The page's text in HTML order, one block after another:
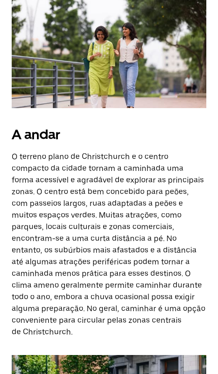
uma
data.
Prima
o
botão
Esc
para
fechar
o
calendário.
A andar
O terreno plano de Christchurch e o centro
compacto da cidade tornam a caminhada uma
forma acessível e agradável de explorar as principais
zonas. O centro está bem concebido para peões,
com passeios largos, ruas adaptadas a peões e
muitos espaços verdes. Muitas atrações, como
parques, locais culturais e zonas comerciais,
encontram-se a uma curta distância a pé. No
entanto, os subúrbios mais afastados e a distância
até algumas atrações periféricas podem tornar a
caminhada menos prática para esses destinos. O
clima ameno geralmente permite caminhar durante
todo o ano, embora a chuva ocasional possa exigir
alguma preparação. No geral, caminhar é uma opção
conveniente para circular pelas zonas centrais
de Christchurch.